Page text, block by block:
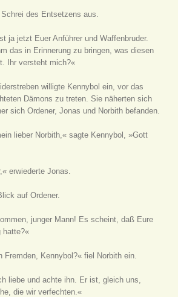
des Entsetzens aus.
ja jetzt Euer Anführer und Waffenbruder.
das in Erinnerung zu bringen, was diesen
Ihr versteht mich?«
willigte Kennybol ein, vor das
Dämons zu treten. Sie näherten sich
sich Ordener, Jonas und Norbith befanden.
lieber Norbith,« sagte Kennybol, »Gott
erwiederte Jonas.
auf Ordener.
junger Mann! Es scheint, daß Eure
hatte?«
Fremden, Kennybol?« fiel Norbith ein.
liebe und achte ihn. Er ist, gleich uns,
die wir verfechten.«